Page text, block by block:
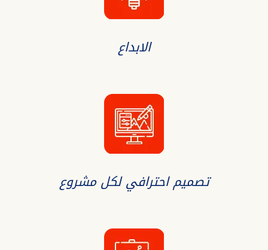
الابداع
تصميم احترافي لكل مشروع